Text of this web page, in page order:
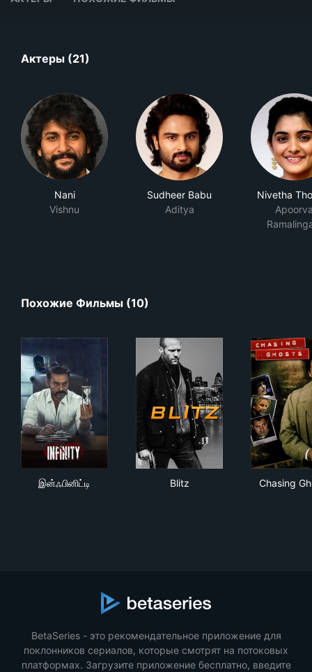
Актеры (21)
Nani
Vishnu
Sudheer Babu
Aditya
Nivetha
Похожие Фильмы (10)
இன்ஃபினிட்டி Blitz Chasing
BetaSeries - это рекомендательное приложение для
поклонников сериалов, которые смотрят на потоковых
платформах. Загрузите приложение бесплатно, введите